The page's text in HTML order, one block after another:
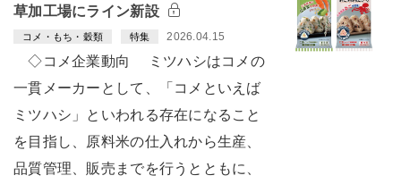
草加工場にライン新設
コメ・もち・穀類 特集 2026.04.15
◇コメ企業動向 ミツハシはコメの
一貫メーカーとして、「コメといえば
ミツハシ」といわれる存在になること
を目指し、原料米の仕入れから生産、
品質管理、販売までを行うとともに、